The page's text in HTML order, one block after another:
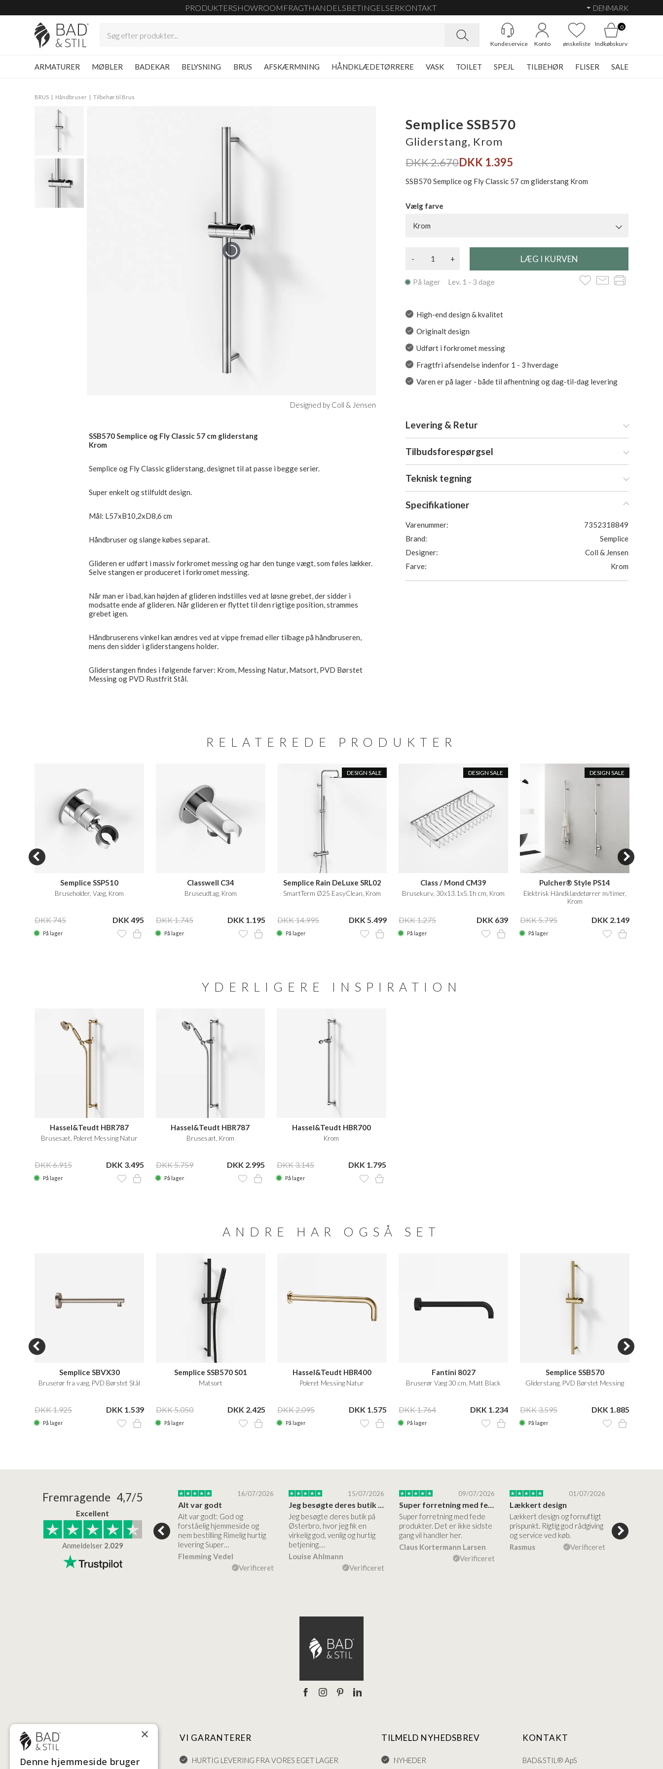
PRODUKTERSHOWROOM FRAGTHANDELSBETINGELSERKONTAKT DENMARK
Kundeservice Konto ønskeliste
0
Indkøbskurv
ARMATURER MØBLER BADEKAR BELYSNING BRUS AFSKÆRMNING HÅNDKLÆDETØRRERE VASK TOILET SPEJL TILBEHØR FLISER SALE
BRUS Håndbruser Tilbehør til Brus
Designed by Coll & Jensen
SSB570 Semplice og Fly Classic 57 cm gliderstang
Krom
Semplice og Fly Classic gliderstang, designet til at passe i begge serier.
Super enkelt og stilfuldt design.
Mål: L57xB10,2xD8,6 cm
Håndbruser og slange købes separat.
Glideren er udført i massiv forkromet messing og har den tunge vægt, som føles lækker.
Selve stangen er produceret i forkromet messing.
Når man er i bad, kan højden af glideren indstilles ved at løsne grebet, der sidder i
modsatte ende af glideren. Når glideren er flyttet til den rigtige position, strammes
grebet igen.
Håndbruserens vinkel kan ændres ved at vippe fremad eller tilbage på håndbruseren,
mens den sidder i gliderstangens holder.
Gliderstangen findes i følgende farver: Krom, Messing Natur, Matsort, PVD Børstet
Messing og PVD Rustfrit Stål.
Semplice SSB570
Gliderstang, Krom
DKK 2.670DKK 1.395
SSB570 Semplice og Fly Classic 57 cm gliderstang Krom
Vælg farve
Krom
- +
På lager Lev. 1 - 3 dage
High-end design & kvalitet
Originalt design
Udført i forkromet messing
Fragtfri afsendelse indenfor 1 - 3 hverdage
Varen er på lager - både til afhentning og dag-til-dag levering
Levering & Retur
Tilbudsforespørgsel
Teknisk tegning
Specifikationer
Varenummer:
7352318849
Brand:
Semplice
Designer:
Coll & Jensen
Farve:
Krom
RELATEREDE PRODUKTER
Semplice SSP510
Bruseholder, Væg, Krom
DKK 745 DKK 495
På lager
Classwell C34
Bruseudtag, Krom
DKK 1.745 DKK 1.195
På lager
DESIGN SALE
Semplice Rain DeLuxe SRL02
SmartTerm Ø25 EasyClean, Krom
DKK 14.995 DKK 5.499
På lager
DESIGN SALE
Class / Mond CM39
Brusekurv, 30x13.1x5.1h cm, Krom
DKK 1.275 DKK 639
På lager
DESIGN SALE
Pulcher® Style PS14
Elektrisk Håndklædetørrer m/timer,
Krom
DKK 5.795 DKK 2.149
På lager
YDERLIGERE INSPIRATION
Hassel&Teudt HBR787
Brusesæt, Poleret Messing Natur
DKK 6.915 DKK 3.495
På lager
Hassel&Teudt HBR787
Brusesæt, Krom
DKK 5.759 DKK 2.995
På lager
Hassel&Teudt HBR700
Krom
DKK 3.145 DKK 1.795
På lager
ANDRE HAR OGSÅ SET
Semplice SBVX30
Bruserør fra væg, PVD Børstet Stål
DKK 1.925 DKK 1.539
På lager
Semplice SSB570 S01
Matsort
DKK 5.050 DKK 2.425
På lager
Hassel&Teudt HBR400
Poleret Messing Natur
DKK 2.095 DKK 1.575
På lager
Fantini 8027
Bruserør Væg 30 cm, Matt Black
DKK 1.764 DKK 1.234
På lager
Semplice SSB570
Gliderstang, PVD Børstet Messing
DKK 3.595 DKK 1.885
På lager
Fremragende 4,7/5
Excellent
Anmeldelser 2.029
13/01/2026
smukke produkter i høj kvalitet til…
07/01/2026
Meget tilfreds.
God varer, høj kvalitet (og
pris), men hurtig levering,
ordentlig indpaking. Jeg er
superglad for…
Lisbeth
16/07/2026
Alt var godt
Alt var godt: God og
forståelig hjemmeside og
nem bestilling Rimelig hurtig
levering Super…
Flemming Vedel
Verificeret
15/07/2026
Jeg besøgte deres butik på
Østerbro, hvor jeg fik en
virkelig god, venlig og hurtig
betjening.…
Louise Ahlmann
Verificeret
09/07/2026
Super forretning med fede produkter
Super forretning med fede
produkter. Det er ikke sidste
gang vil handler her.
Claus Kortermann Larsen
Verificeret
01/07/2026
Lækkert design
Lækkert design og fornuftigt
prispunkt. Rigtig god rådgiving
og service ved køb.
Rasmus
Verificeret
en fin måde.
NYTTIGE LINKS
HANDELSBETINGELSER
VI GARANTERER
HURTIG LEVERING FRA VORES EGET LAGER
TILMELD NYHEDSBREV
NYHEDER
KONTAKT
BAD&STIL® ApS
×
Denne hjemmeside bruger